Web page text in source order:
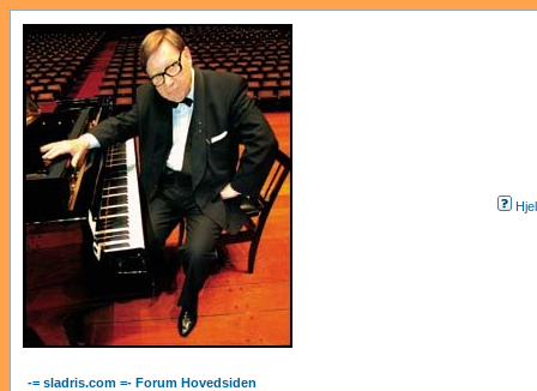
-= sladris.com =- Forum Hovedsiden